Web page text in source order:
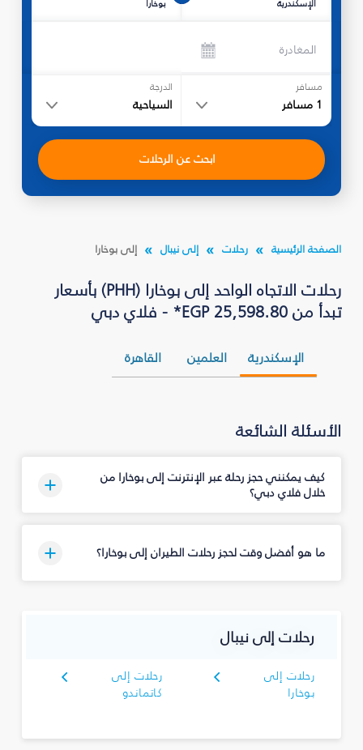
الإسكندرية بوخارا
المغادرة
مسافر
1 مسافر
الدرجة
السياحية
ابحث عن الرحلات
الصفحة الرئيسية رحلات إلى نيبال إلى بوخارا
رحلات الاتجاه الواحد إلى بوخارا (PHH) بأسعار
تبدأ من EGP 25,598.80* - فلاي دبي
الإسكندرية العلمين القاهرة
الأسئلة الشائعة
كيف يمكنني حجز رحلة عبر الإنترنت إلى بوخارا من
خلال فلاي دبي؟
ما هو أفضل وقت لحجز رحلات الطيران إلى بوخارا؟
رحلات إلى نيبال
رحلات إلى
بوخارا
رحلات إلى
كاتماندو